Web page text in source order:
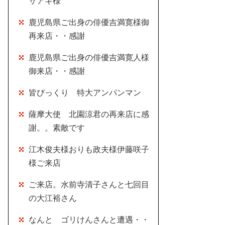
鹿児島県ご出身の俳優吉満寛様御
再来店・・感謝
鹿児島県ご出身の俳優吉満寛人様
御来店・・感謝
皆びっくり 特大アンパンマン
薩摩大使 北園涼君の再来店に感
謝。。素敵です
江木俊夫様おりも政夫様伊藤咲子
様ご来店
ご来店。水前寺清子さんと七回目
の大江裕さん
なんと ゴリけんさんと遭遇・・